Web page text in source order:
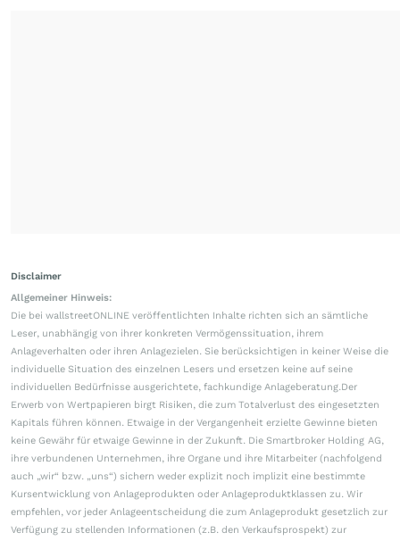
Disclaimer
Allgemeiner Hinweis:
Die bei wallstreetONLINE veröffentlichten Inhalte richten sich an sämtliche
Leser, unabhängig von ihrer konkreten Vermögenssituation, ihrem
Anlageverhalten oder ihren Anlagezielen. Sie berücksichtigen in keiner Weise die
individuelle Situation des einzelnen Lesers und ersetzen keine auf seine
individuellen Bedürfnisse ausgerichtete, fachkundige Anlageberatung.Der
Erwerb von Wertpapieren birgt Risiken, die zum Totalverlust des eingesetzten
Kapitals führen können. Etwaige in der Vergangenheit erzielte Gewinne bieten
keine Gewähr für etwaige Gewinne in der Zukunft. Die Smartbroker Holding AG,
ihre verbundenen Unternehmen, ihre Organe und ihre Mitarbeiter (nachfolgend
auch „wir“ bzw. „uns“) sichern weder explizit noch implizit eine bestimmte
Kursentwicklung von Anlageprodukten oder Anlageproduktklassen zu. Wir
empfehlen, vor jeder Anlageentscheidung die zum Anlageprodukt gesetzlich zur
Verfügung zu stellenden Informationen (z.B. den Verkaufsprospekt) zur